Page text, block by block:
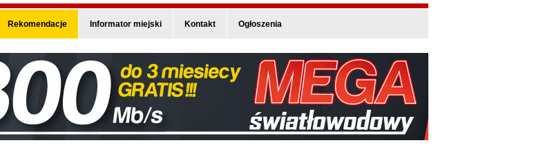
Rekomendacje Informator miejski Kontakt Ogłoszenia